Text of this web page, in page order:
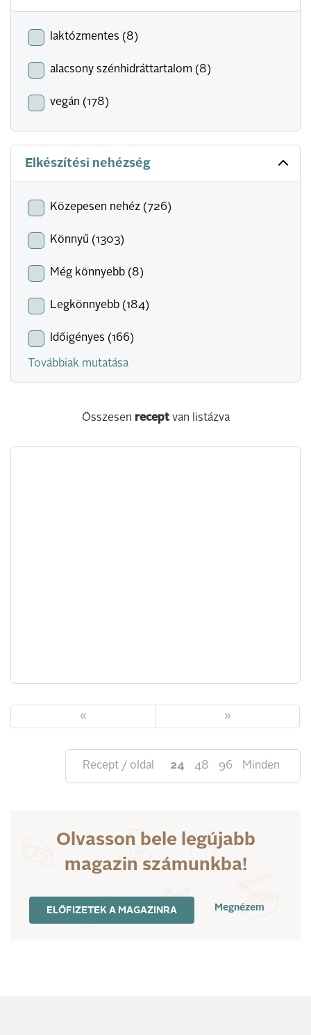
laktózmentes (8)
alacsony szénhidráttartalom (8)
vegán (178)
Elkészítési nehézség
Közepesen nehéz (726)
Könnyű (1303)
Még könnyebb (8)
Legkönnyebb (184)
Időigényes (166)
Továbbiak mutatása
Összesen receptvan listázva
« »
Recept / oldal 24 48 96 Minden
Olvasson bele legújabb
magazin számunkba!
ELŐFIZETEK A MAGAZINRA Megnézem